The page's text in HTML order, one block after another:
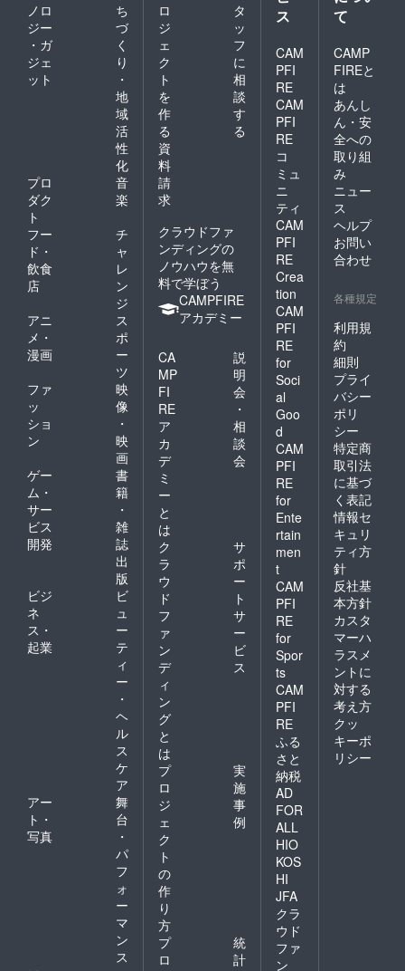
ませ
ん。
お届け
ターン
とデザ
インが
異なる
場合が
ありま
すの
で、あ
らかじ
めご了
承くだ
さい。
・第1期
生 学生
証 クラ
ファン
援いた
だいた
方限定
で、第1
期生の
学生証
をお送
りいた
しま
す。 ・
オリジ
ナルス
テッ
カー 商
品サイ
ズ：
50mm×
80mm/
40mmx
87mm
AFTER
SCHOO
BREWE
RYのス
テッ
カーを
２種類
お送り
しま
す。
※20歳未
満の者
ノロ
ジー
・ガ
ジェ
ット
ち
づ
く
り
・
地
域
活
性
化
プロ
ダク
ト
音
楽
フー
ド・
飲食
店
チ
ャ
レ
ン
ジ
アニ
メ・
漫画
ス
ポ
ー
ツ
ファ
ッ
ショ
ン
映
像
・
映
画
ゲー
ム・
サー
ビス
開発
書
籍
・
雑
誌
出
版
ビジ
ネ
ス・
起業
ビ
ュ
ー
テ
ィ
ー
・
ヘ
ル
ス
ケ
ア
アー
ト・
写真
舞
台
・
パ
フ
ォ
ー
マ
ン
ス
ロ
ジ
ェ
ク
ト
を
作
る
タ
ッ
フ
に
相
談
す
る
資
料
請
求
クラウドファ
ンディングの
ノウハウを無
料で学ぼう
CAMPFIRE
アカデミー
CA
MP
FI
RE
ア
カ
デ
ミ
ー
と
は
説
明
会
・
相
談
会
ク
ラ
ウ
ド
フ
ァ
ン
デ
ィ
ン
グ
と
は
サ
ポ
ー
ト
サ
ー
ビ
ス
プ
ロ
ジ
ェ
ク
ト
の
作
り
方
実
施
事
例
プ
ロ
統
計
ス
CAM
PFI
RE
CAM
PFI
RE
コ
ミュ
ニ
ティ
CAM
PFI
RE
Crea
tion
CAM
PFI
RE
for
Soci
al
Goo
d
CAM
PFI
RE
for
Ente
rtain
men
t
CAM
PFI
RE
for
Spor
ts
CAM
PFI
RE
ふる
さと
納税
AD
FOR
ALL
HIO
KOS
HI
JFA
クラ
ウド
ファ
ン
て
CAMP
FIREと
は
あんし
ん・安
全への
取り組
み
ニュー
ス
ヘルプ
お問い
合わせ
各種規定
利用規
約
細則
プライ
バシー
ポリ
シー
特定商
取引法
に基づ
く表記
情報セ
キュリ
ティ方
針
反社基
本方針
カスタ
マーハ
ラスメ
ントに
対する
考え方
クッ
キーポ
リシー